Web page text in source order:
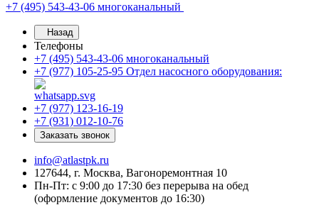
+7 (495) 543-43-06 многоканальный
Назад
Телефоны
+7 (495) 543-43-06 многоканальный
+7 (977) 105-25-95 Отдел насосного оборудования:
+7 (977) 123-16-19
+7 (931) 012-10-76
Заказать звонок
info@atlastpk.ru
127644, г. Москва, Вагоноремонтная 10
Пн-Пт: с 9:00 до 17:30 без перерыва на обед
(оформление документов до 16:30)